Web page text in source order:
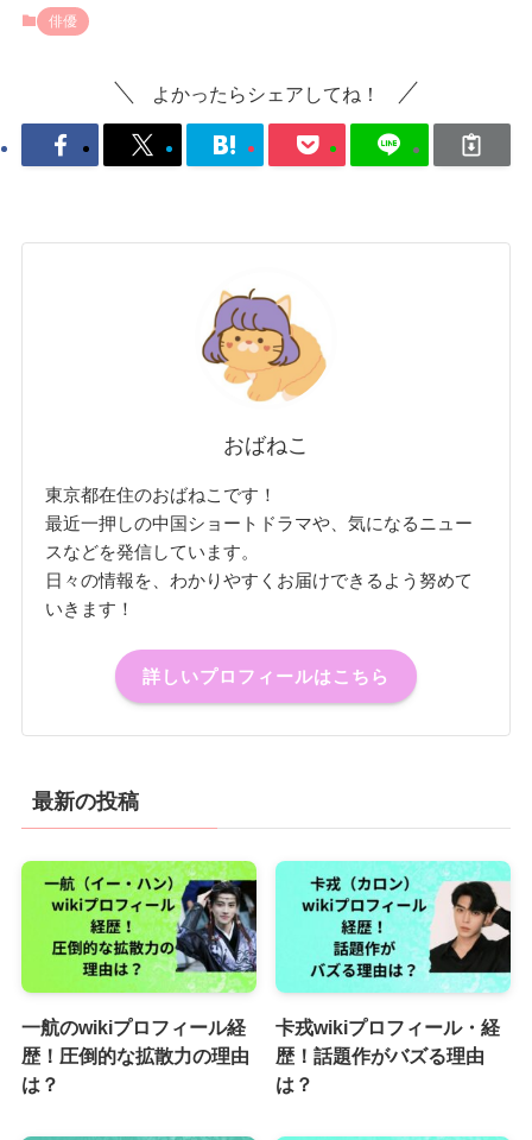
俳優
よかったらシェアしてね！
おばねこ
東京都在住のおばねこです！
最近一押しの中国ショートドラマや、気になるニュー
スなどを発信しています。
日々の情報を、わかりやすくお届けできるよう努めて
いきます！
詳しいプロフィールはこちら
最新の投稿
一航のwikiプロフィール経
歴！圧倒的な拡散力の理由
は？
卡戎wikiプロフィール・経
歴！話題作がバズる理由
は？